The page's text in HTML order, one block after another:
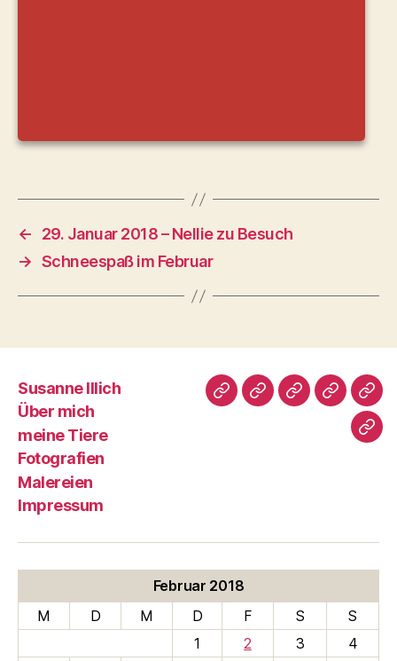
←
29. Januar 2018 – Nellie zu Besuch
→ Schneespaß im Februar
Susanne Illich
Über mich
meine Tiere
Fotografien
Malereien
Impressum
Susanne
Übermeine
Februar 2018
M
D M D F S
S
1
2 3
4